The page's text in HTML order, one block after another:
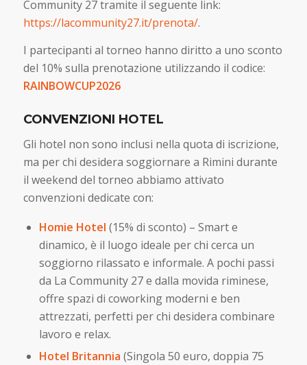
Community 27 tramite il seguente link:
https://lacommunity27.it/prenota/.
I partecipanti al torneo hanno diritto a uno sconto
del 10% sulla prenotazione utilizzando il codice:
RAINBOWCUP2026
CONVENZIONI HOTEL
Gli hotel non sono inclusi nella quota di iscrizione,
ma per chi desidera soggiornare a Rimini durante
il weekend del torneo abbiamo attivato
convenzioni dedicate con:
Homie Hotel (15% di sconto) – Smart e
dinamico, è il luogo ideale per chi cerca un
soggiorno rilassato e informale. A pochi passi
da La Community 27 e dalla movida riminese,
offre spazi di coworking moderni e ben
attrezzati, perfetti per chi desidera combinare
lavoro e relax.
Hotel Britannia (Singola 50 euro, doppia 75